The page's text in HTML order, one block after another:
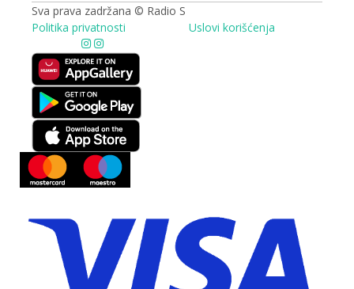
Sva prava zadržana © Radio S
Politika privatnosti
Uslovi korišćenja